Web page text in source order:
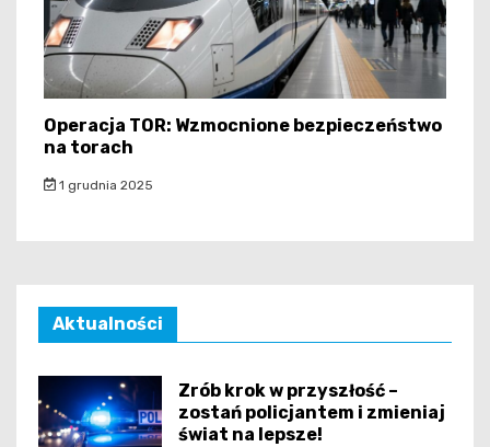
Operacja TOR: Wzmocnione bezpieczeństwo
na torach
1 grudnia 2025
Aktualności
Zrób krok w przyszłość –
zostań policjantem i zmieniaj
świat na lepsze!